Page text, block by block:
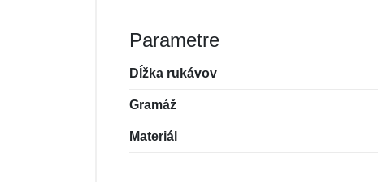
Parametre
Dĺžka rukávov
Gramáž
Materiál